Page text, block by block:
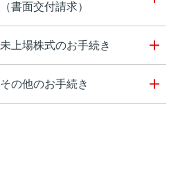
（書面交付請求）
未上場株式のお手続き
その他のお手続き